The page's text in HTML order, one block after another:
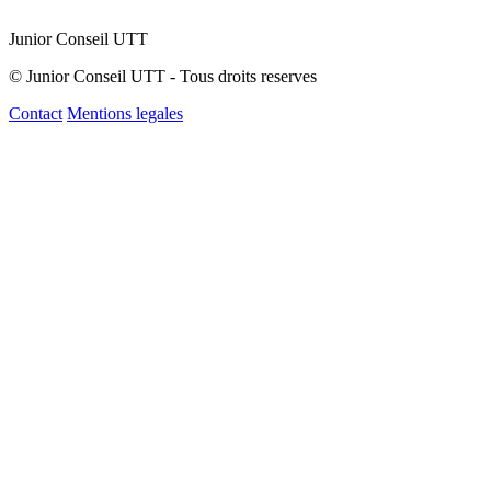
Junior Conseil UTT
© Junior Conseil UTT - Tous droits reserves
Contact Mentions legales